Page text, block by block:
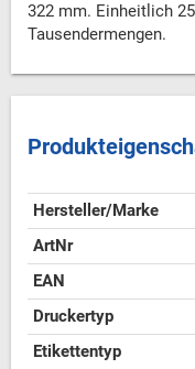
322 mm. Einheitlich
Tausendermengen.
Hersteller/Marke
ArtNr
EAN
Druckertyp
Etikettentyp